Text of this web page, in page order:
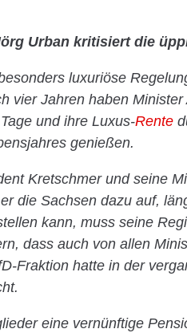
Urban kritisiert die
luxuriöse
vier Jahren haben
und ihre Luxus-Rente
genießen.
Kretschmer und seine
die Sachsen dazu auf,
kann, muss seine
dass auch von allen
Fraktion hatte in der
eine vernünftige